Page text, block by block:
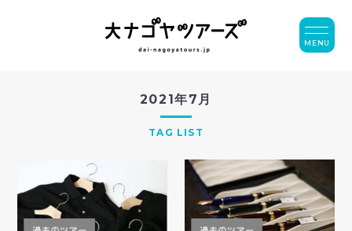
2021年7月
TAG LIST
MENU